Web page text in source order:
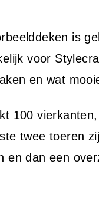
is
voor
en wat
100
twee toeren
en dan een